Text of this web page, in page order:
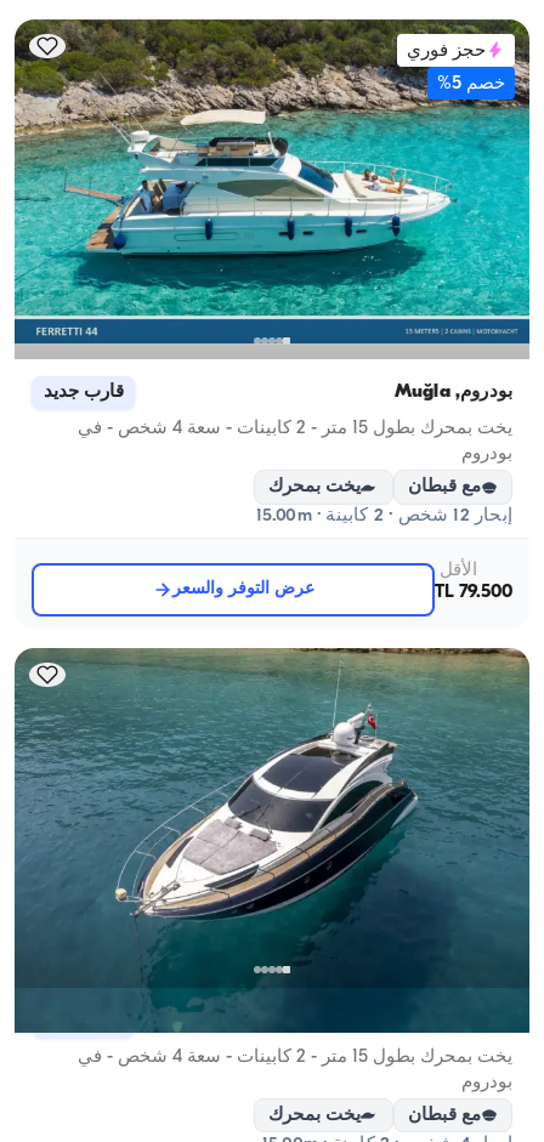
حجز فوري
خصم 5%
بودروم, Muğla قارب جديد
يخت بمحرك بطول 15 متر - 2 كابينات - سعة 4 شخص - في
بودروم
مع قبطان
يخت بمحرك
إبحار 12 شخص · 2 كابينة · 15.00m
الأقل
79.500 TL
عرض التوفر والسعر
يخت بمحرك بطول 15 متر - 2 كابينات - سعة 4 شخص - في
بودروم
مع قبطان
يخت بمحرك